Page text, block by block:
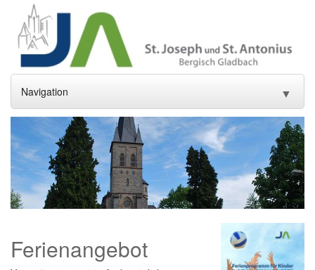
Navigation ▼
Aktuelles ▼
Gottesdienste und Sakramente ▼
Pfarrei
Gremien ▼
Ferienangebot